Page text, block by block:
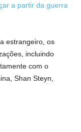
a partir da guerra
estrangeiro, os
incluindo
com o
Shan Steyn,